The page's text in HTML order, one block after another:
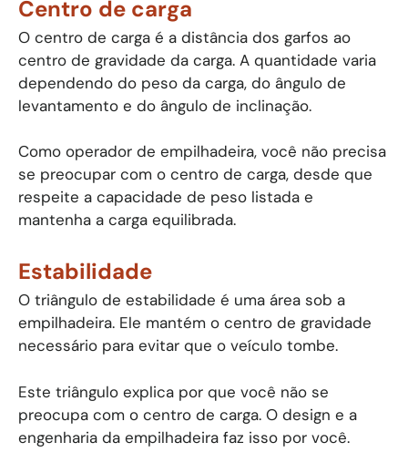
Centro de carga
O centro de carga é a distância dos garfos ao
centro de gravidade da carga. A quantidade varia
dependendo do peso da carga, do ângulo de
levantamento e do ângulo de inclinação.
Como operador de empilhadeira, você não precisa
se preocupar com o centro de carga, desde que
respeite a capacidade de peso listada e
mantenha a carga equilibrada.
Estabilidade
O triângulo de estabilidade é uma área sob a
empilhadeira. Ele mantém o centro de gravidade
necessário para evitar que o veículo tombe.
Este triângulo explica por que você não se
preocupa com o centro de carga. O design e a
engenharia da empilhadeira faz isso por você.